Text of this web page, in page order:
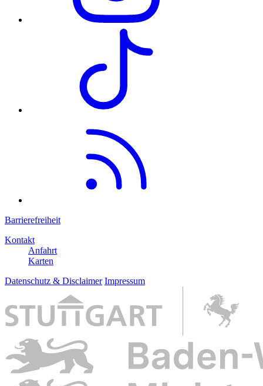
Barrierefreiheit
Kontakt
Anfahrt
Karten
Datenschutz & Disclaimer Impressum